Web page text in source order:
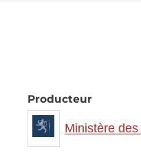
Producteur
Ministère